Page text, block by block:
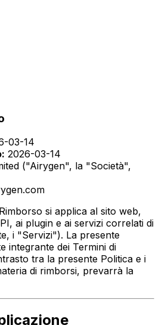
03-14
2026-03-14
("Airygen", la "Società",
si applica al sito web,
ai plugin e ai servizi correlati di
i "Servizi"). La presente
integrante dei Termini di
tra la presente Politica e i
di rimborsi, prevarrà la